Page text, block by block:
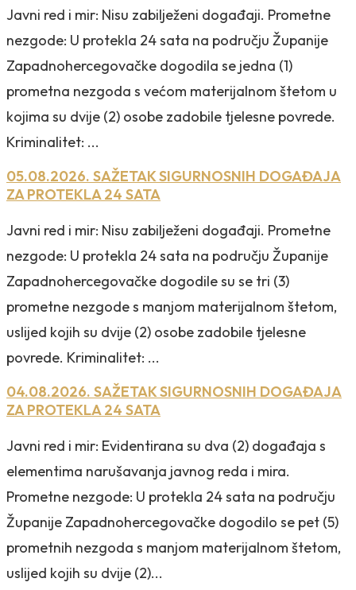
Javni red i mir: Nisu zabilježeni događaji. Prometne
nezgode: U protekla 24 sata na području Županije
Zapadnohercegovačke dogodila se jedna (1)
prometna nezgoda s većom materijalnom štetom u
kojima su dvije (2) osobe zadobile tjelesne povrede.
Kriminalitet: ...
05.08.2026. SAŽETAK SIGURNOSNIH DOGAĐAJA
ZA PROTEKLA 24 SATA
Javni red i mir: Nisu zabilježeni događaji. Prometne
nezgode: U protekla 24 sata na području Županije
Zapadnohercegovačke dogodile su se tri (3)
prometne nezgode s manjom materijalnom štetom,
uslijed kojih su dvije (2) osobe zadobile tjelesne
povrede. Kriminalitet: ...
04.08.2026. SAŽETAK SIGURNOSNIH DOGAĐAJA
ZA PROTEKLA 24 SATA
Javni red i mir: Evidentirana su dva (2) događaja s
elementima narušavanja javnog reda i mira.
Prometne nezgode: U protekla 24 sata na području
Županije Zapadnohercegovačke dogodilo se pet (5)
prometnih nezgoda s manjom materijalnom štetom,
uslijed kojih su dvije (2)...